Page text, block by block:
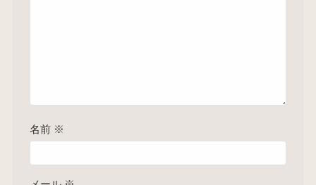
名前 ※